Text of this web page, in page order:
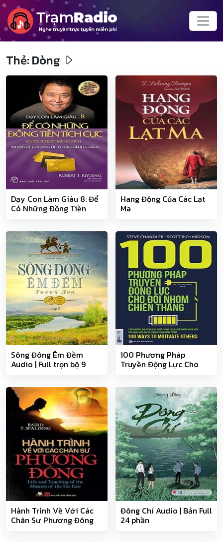
Thẻ: Dòng
Dạy Con Làm Giàu 8: Để
Có Những Đồng Tiền
Hang Động Của Các Lạt
Ma
Sông Đông Êm Đềm
Audio | Full trọn bộ 9
100 Phương Pháp
Truyền Động Lực Cho
Hành Trình Về Với Các
Chân Sư Phương Đông
Đông Chí Audio | Bản Full
24 phần